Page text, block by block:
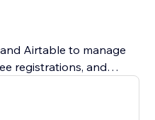
Airtable to manage
registrations, and